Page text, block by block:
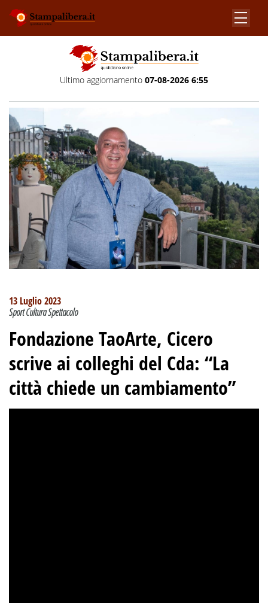
Ultimo aggiornamento 07-08-2026 6:55
13 Luglio 2023
Sport Cultura Spettacolo
Fondazione TaoArte, Cicero
scrive ai colleghi del Cda: “La
città chiede un cambiamento”